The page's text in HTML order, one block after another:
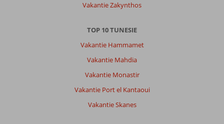
Vakantie Zakynthos
TOP 10 TUNESIE
Vakantie Hammamet
Vakantie Mahdia
Vakantie Monastir
Vakantie Port el Kantaoui
Vakantie Skanes